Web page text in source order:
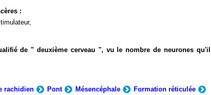
:
de " deuxième cerveau ", vu le nombre de neurones qu'il
rachidien Pont Mésencéphale
Formation réticulée